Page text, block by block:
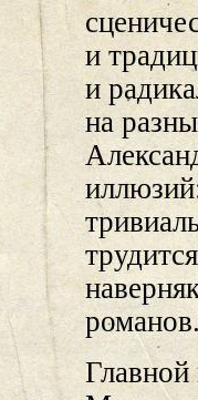
и
и
на
Главной